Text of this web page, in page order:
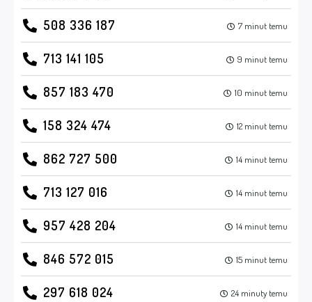
508 336 187 7 minut temu
713 141 105 9 minut temu
857 183 470 10 minut temu
158 324 474 12 minut temu
862 727 500 14 minut temu
713 127 016 14 minut temu
957 428 204 14 minut temu
846 572 015 15 minut temu
297 618 024 24 minuty temu